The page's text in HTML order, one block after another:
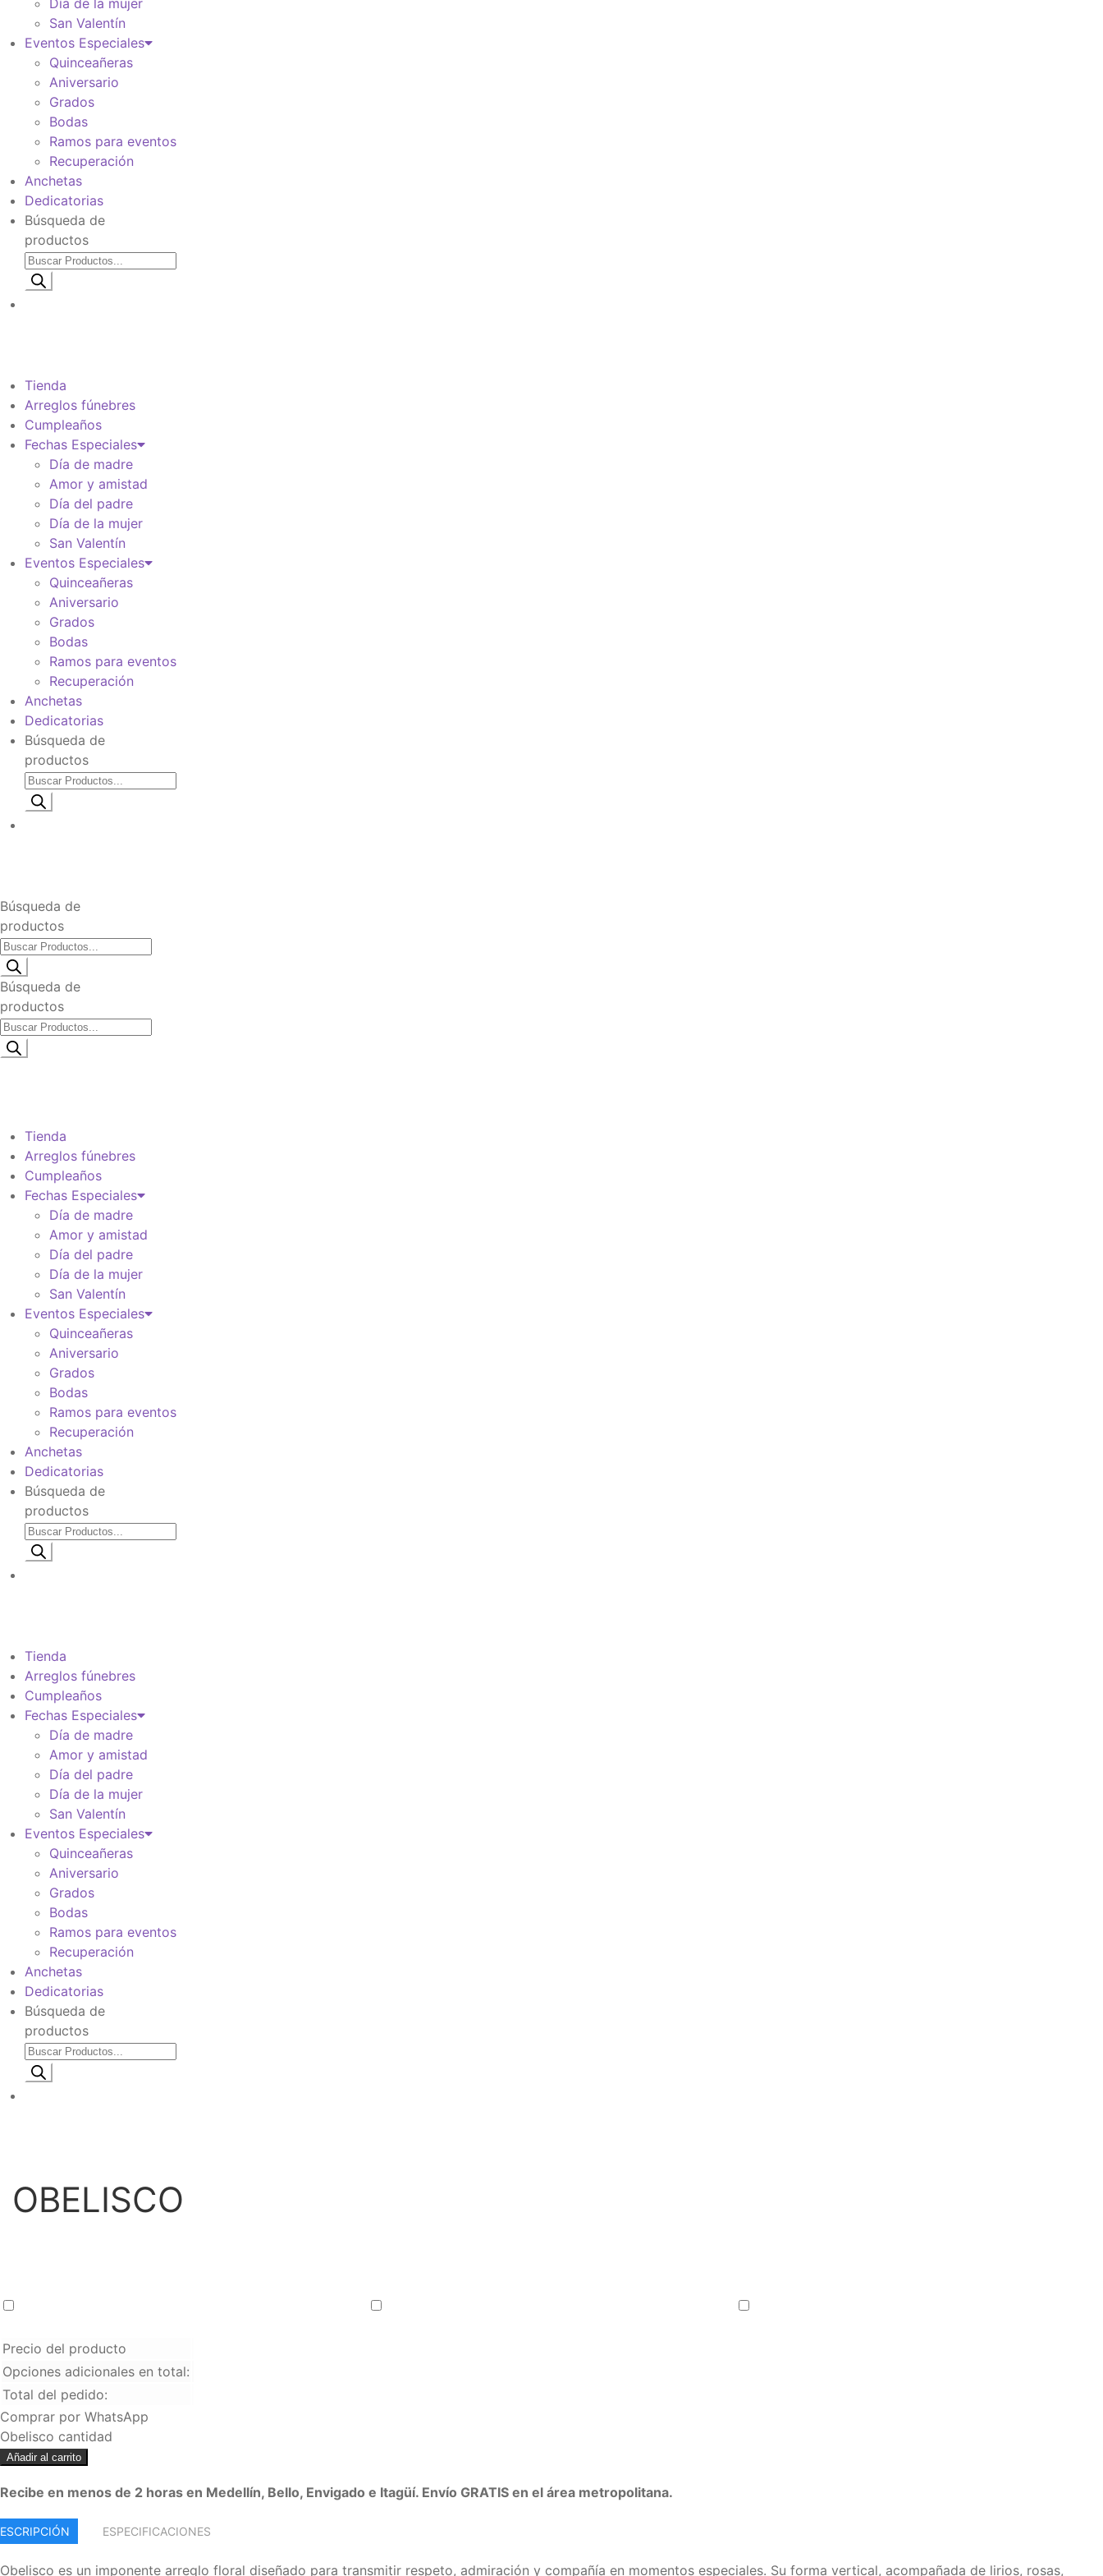
Día de la mujer
San Valentín
Eventos Especiales
Quinceañeras
Aniversario
Grados
Bodas
Ramos para eventos
Recuperación
Anchetas
Dedicatorias
Búsqueda de
productos
Tienda
Arreglos fúnebres
Cumpleaños
Fechas Especiales
Día de madre
Amor y amistad
Día del padre
Día de la mujer
San Valentín
Eventos Especiales
Quinceañeras
Aniversario
Grados
Bodas
Ramos para eventos
Recuperación
Anchetas
Dedicatorias
Búsqueda de
productos
Búsqueda de
productos
Búsqueda de
productos
Tienda
Arreglos fúnebres
Cumpleaños
Fechas Especiales
Día de madre
Amor y amistad
Día del padre
Día de la mujer
San Valentín
Eventos Especiales
Quinceañeras
Aniversario
Grados
Bodas
Ramos para eventos
Recuperación
Anchetas
Dedicatorias
Búsqueda de
productos
Tienda
Arreglos fúnebres
Cumpleaños
Fechas Especiales
Día de madre
Amor y amistad
Día del padre
Día de la mujer
San Valentín
Eventos Especiales
Quinceañeras
Aniversario
Grados
Bodas
Ramos para eventos
Recuperación
Anchetas
Dedicatorias
Búsqueda de
productos
OBELISCO
Crema de Whisky BAILEYS 700 ml Media de Ron 375 ml Botella de Ron 750 ml
Precio del producto
Opciones adicionales en total:
Total del pedido:
Comprar por WhatsApp
Obelisco cantidad
Añadir al carrito
Recibe en menos de 2 horas en Medellín, Bello, Envigado e Itagüí. Envío GRATIS en el área metropolitana.
ESPECIFICACIONES
Obelisco es un imponente arreglo floral diseñado para transmitir respeto, admiración y compañía en momentos especiales. Su forma vertical, acompañada de lirios, rosas,